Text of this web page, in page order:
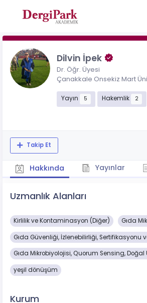
Dilvin İpek
Dr. Öğr. Üyesi
Çanakkale Onsekiz Mart
Yayın 5 Hakemlik 2
Takip Et
Hakkında Yayınlar
Uzmanlık Alanları
Kirlilik ve Kontaminasyon (Diğer) Gıda
Gıda Güvenliği, İzlenebilirliği, Sertifikasyonu
Gıda Mikrobiyolojisi, Quorum Sensing,
yeşil dönüşüm
Kurum